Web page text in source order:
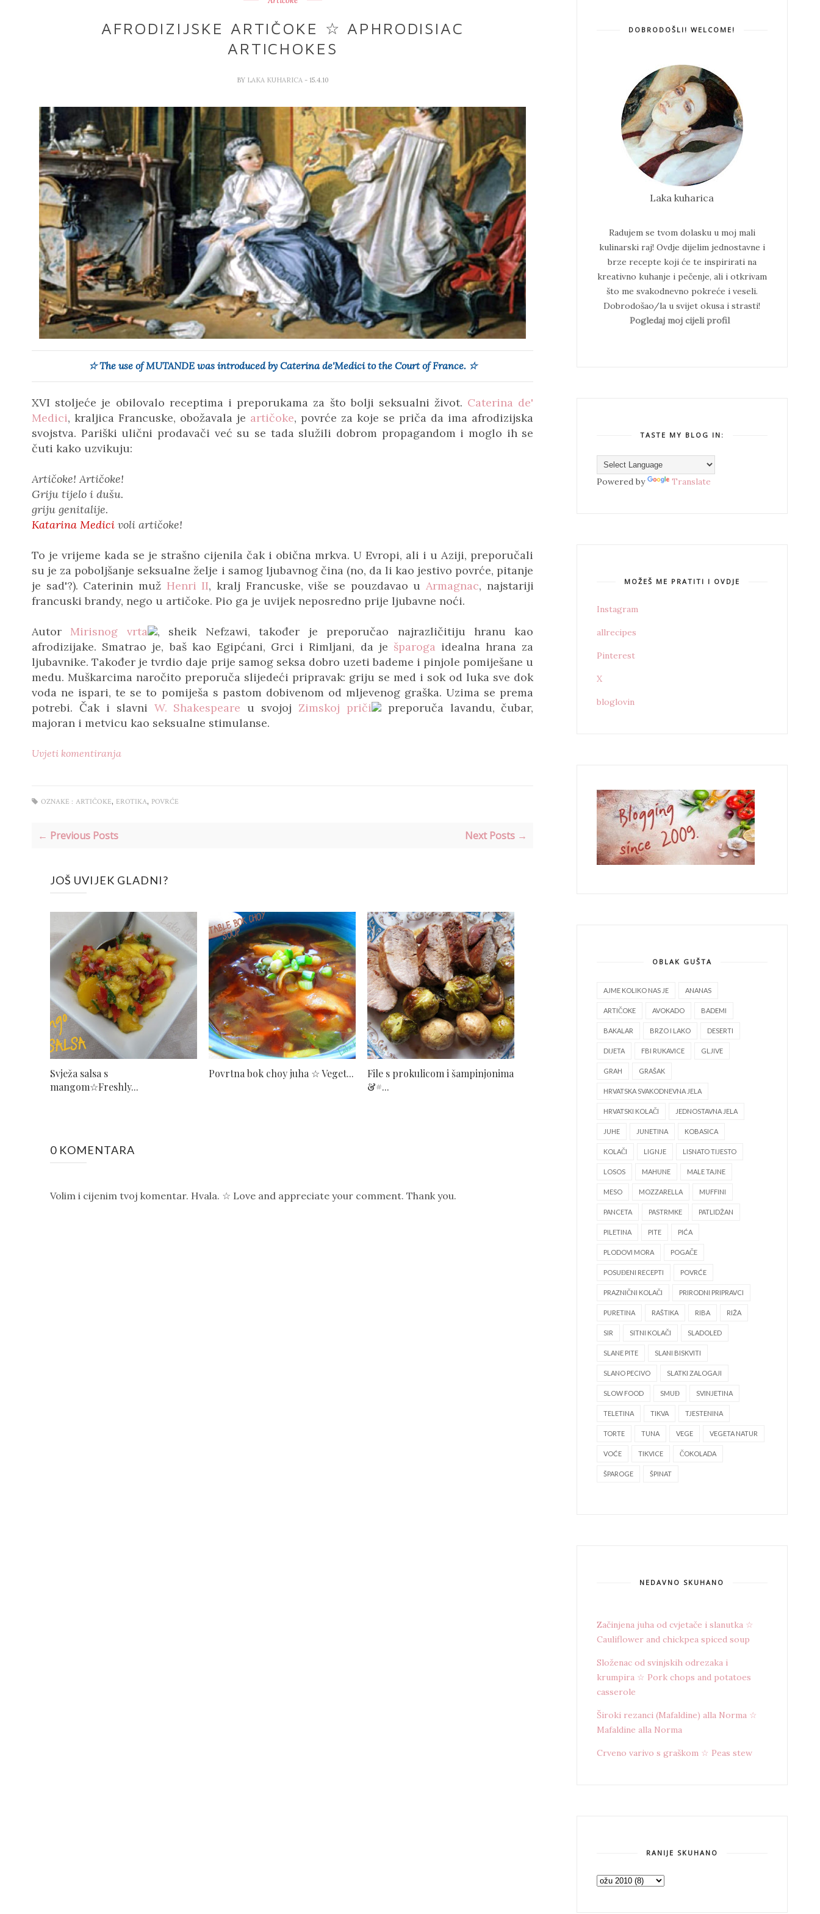
AFRODIZIJSKE ARTIČOKE ☆ APHRODISIAC
ARTICHOKES
BY LAKA KUHARICA - 15.4.10
☆ The use of MUTANDE was introduced by Caterina de'Medici to the Court of France. ☆
XVI stoljeće je obilovalo receptima i preporukama za što bolji seksualni život. Caterina de'
Medici, kraljica Francuske, obožavala je artičoke, povrće za koje se priča da ima afrodizijska
svojstva. Pariški ulični prodavači već su se tada služili dobrom propagandom i moglo ih se
čuti kako uzvikuju:
Artičoke! Artičoke!
Griju tijelo i dušu.
griju genitalije.
Katarina Medici voli artičoke!
To je vrijeme kada se je strašno cijenila čak i obična mrkva. U Evropi, ali i u Aziji, preporučali
su je za poboljšanje seksualne želje i samog ljubavnog čina (no, da li kao jestivo povrće, pitanje
je sad'?). Caterinin muž Henri II, kralj Francuske, više se pouzdavao u Armagnac, najstariji
francuski brandy, nego u artičoke. Pio ga je uvijek neposredno prije ljubavne noći.
Autor Mirisnog vrta
, sheik Nefzawi, također je preporučao najrazličitiju hranu kao
afrodizijake. Smatrao je, baš kao Egipćani, Grci i Rimljani, da je šparoga idealna hrana za
ljubavnike. Također je tvrdio daje prije samog seksa dobro uzeti bademe i pinjole pomiješane u
medu. Muškarcima naročito preporuča slijedeći pripravak: griju se med i sok od luka sve dok
voda ne ispari, te se to pomiješa s pastom dobivenom od mljevenog graška. Uzima se prema
potrebi. Čak i slavni W. Shakespeare u svojoj Zimskoj priči
preporuča lavandu, čubar,
majoran i metvicu kao seksualne stimulanse.
Uvjeti komentiranja
OZNAKE : ARTIČOKE, EROTIKA, POVRĆE
← Previous Posts Next Posts →
JOŠ UVIJEK GLADNI?
Svježa salsa s
mangom☆Freshly...
Povrtna bok choy juha ☆ Veget...
File s prokulicom i šampinjonima
&#...
0 KOMENTARA
Volim i cijenim tvoj komentar. Hvala. ☆ Love and appreciate your comment. Thank you.
DOBRODOŠLI! WELCOME!
Laka kuharica
Radujem se tvom dolasku u moj mali
kulinarski raj! Ovdje dijelim jednostavne i
brze recepte koji će te inspirirati na
kreativno kuhanje i pečenje, ali i otkrivam
što me svakodnevno pokreće i veseli.
Dobrodošao/la u svijet okusa i strasti!
Pogledaj moj cijeli profil
TASTE MY BLOG IN:
Powered by Translate
MOŽEŠ ME PRATITI I OVDJE
Instagram
allrecipes
Pinterest
X
bloglovin
OBLAK GUŠTA
AJME KOLIKO NAS JE ANANAS
ARTIČOKE AVOKADO BADEMI
BAKALAR BRZO I LAKO DESERTI
DIJETA FBI RUKAVICE GLJIVE
GRAH GRAŠAK
HRVATSKA SVAKODNEVNA JELA
HRVATSKI KOLAČI JEDNOSTAVNA JELA
JUHE JUNETINA KOBASICA
KOLAČI LIGNJE LISNATO TIJESTO
LOSOS MAHUNE MALE TAJNE
MESO MOZZARELLA MUFFINI
PANCETA PASTRMKE PATLIDŽAN
PILETINA PITE PIĆA
PLODOVI MORA POGAČE
POSUĐENI RECEPTI POVRĆE
PRAZNIČNI KOLAČI PRIRODNI PRIPRAVCI
PURETINA RAŠTIKA RIBA RIŽA
SIR SITNI KOLAČI SLADOLED
SLANE PITE SLANI BISKVITI
SLANO PECIVO SLATKI ZALOGAJI
SLOW FOOD SMUĐ SVINJETINA
TELETINA TIKVA TJESTENINA
TORTE TUNA VEGE VEGETA NATUR
VOĆE TIKVICE ČOKOLADA
ŠPAROGE ŠPINAT
NEDAVNO SKUHANO
Začinjena juha od cvjetače i slanutka ☆
Cauliflower and chickpea spiced soup
Složenac od svinjskih odrezaka i
krumpira ☆ Pork chops and potatoes
casserole
Široki rezanci (Mafaldine) alla Norma ☆
Mafaldine alla Norma
Crveno varivo s graškom ☆ Peas stew
RANIJE SKUHANO